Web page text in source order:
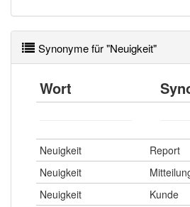
89% unserer Spielapp-Nutzer
Synonyme für "Neuigkeit"
Wort
Neuigkeit
Report
Neuigkeit
Neuigkeit
Kunde